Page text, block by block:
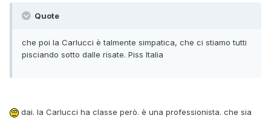
Quote
che poi la Carlucci è talmente simpatica, che ci stiamo tutti
pisciando sotto dalle risate. Piss Italia
dai. la Carlucci ha classe però. è una professionista. che sia